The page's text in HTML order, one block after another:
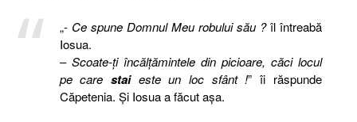
„- Ce spune Domnul Meu robului său ?îl întreabă
Iosua.
– Scoate-ţi încălţămintele din picioare, căci locul
pe care staieste un loc sfânt !” îi răspunde
Căpetenia. Şi Iosua a făcut aşa.